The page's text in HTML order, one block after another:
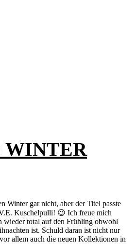
WINTER
Winter gar nicht, aber der Titel passte
Kuschelpulli! 😉 Ich freue mich
wieder total auf den Frühling obwohl
ist. Schuld daran ist nicht nur
allem auch die neuen Kollektionen in